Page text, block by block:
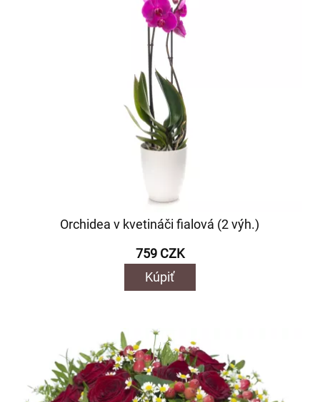
Orchidea v kvetináči fialová (2 výh.)
759 CZK
Kúpiť